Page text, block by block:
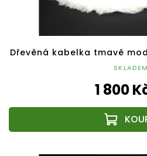
Dřevěná kabelka tmavě
SKLADEM
1 800